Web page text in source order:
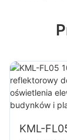
KML-